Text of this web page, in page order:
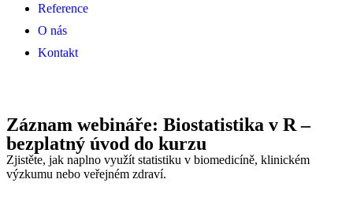
Reference
O nás
Kontakt
Záznam webináře: Biostatistika v R –
bezplatný úvod do kurzu
Zjistěte, jak naplno využít statistiku v biomedicíně, klinickém
výzkumu nebo veřejném zdraví.